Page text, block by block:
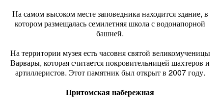
На самом высоком месте заповедника находится здание, в
котором размещалась семилетняя школа с водонапорной
башней.
На территории музея есть часовня святой великомученицы
Варвары, которая считается покровительницей шахтеров и
артиллеристов. Этот памятник был открыт в 2007 году.
Притомская набережная